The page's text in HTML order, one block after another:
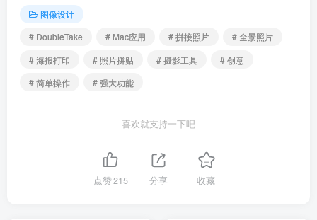
图像设计
# DoubleTake
# Mac应用 # 拼接照片
# 全景照片
# 海报打印
# 照片拼贴 # 摄影工具
# 创意
# 简单操作
# 强大功能
喜欢就支持一下吧
点赞215 分享 收藏